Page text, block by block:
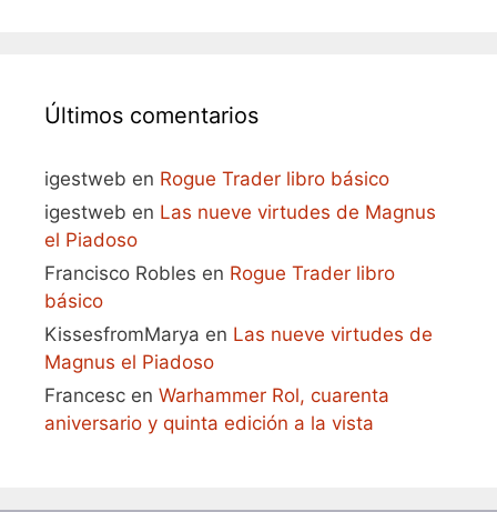
Últimos comentarios
igestweb en Rogue Trader libro básico
igestweb en Las nueve virtudes de Magnus
el Piadoso
Francisco Robles en Rogue Trader libro
básico
KissesfromMarya en Las nueve virtudes de
Magnus el Piadoso
Francesc en Warhammer Rol, cuarenta
aniversario y quinta edición a la vista